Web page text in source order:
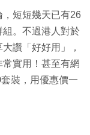
短短幾天已有26
。不過港人對於
讚「好好用」，
實用！甚至有網
裝，用優惠價一